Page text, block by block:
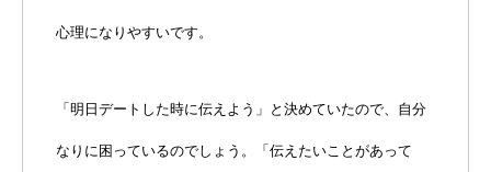
心理になりやすいです。
「明日デートした時に伝えよう」と決めていたので、自分
なりに困っているのでしょう。「伝えたいことがあって